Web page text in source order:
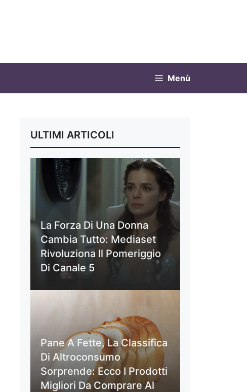
Menù
ULTIMI ARTICOLI
La Forza Di Una Donna
Cambia Tutto: Mediaset
Rivoluziona Il Pomeriggio
Di Canale 5
Pane A Fette, La Classifica
Di Altroconsumo
Sorprende: Ecco I Prodotti
Migliori Da Comprare Al